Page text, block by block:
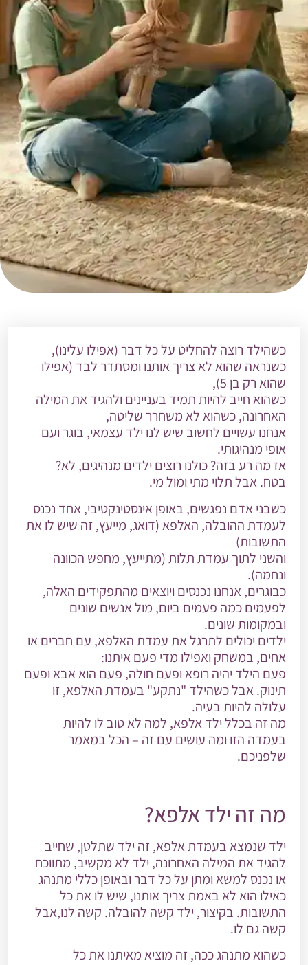
כשהילד רוצה להחליט על כל דבר (אפילו עלינו),
כשנראה שהוא לא צריך אותנו ומסתדר לבד (אפילו
שהוא רק בן 5),
כשהוא חייב להיות תמיד בעניינים ולהגיד את המילה
האחרונה, כשהוא לא משחרר שליטה,
אנחנו עשויים לחשוב שיש לנו ילד עצמאי, בוגר ועם
אופי מנהיגותי.
אז מה רע בזה? כולנו רוצים ילדים מנהיגים, לא?
בטח. אבל תלוי מתי ומול מי.
כשבני אדם נפגשים, באופן אינסטינקטיבי, אחד נכנס
לעמדת ההובלה, האלפא (דואג, מייעץ, זה שיש לו את
התשובות)
והשני לתוך עמדת תלות (מתייעץ, מחפש הכוונה
ונחמה).
כבוגרים, אנחנו נכנסים ויוצאים מהתפקידים האלה,
לפעמים כמה פעמים ביום, מול אנשים שונים
ובמקומות שונים.
ילדים יכולים לתרגל את עמדת האלפא, עם חברים או
אחים, במשחק ואפילו מדי פעם איתנו:
פעם הילד יהיה רופא ופעם חולה, פעם הוא אבא ופעם
תינוק. אבל כשהילד "נתקע" בעמדת האלפא, זו
עלולה להיות בעיה.
מה זה בכלל ילד אלפא, למה לא טוב לו להיות
בעמדה הזו ומה עושים עם זה – הכל במאמר
שלפניכם.
מה זה ילד אלפא?
ילד שנמצא בעמדת אלפא, זה ילד שתלטן, שחייב
להגיד את המילה האחרונה, ילד לא מקשיב, מתווכח
או נכנס למשא ומתן על כל דבר ובאופן כללי מתנהג
כאילו הוא לא באמת צריך אותנו, שיש לו את כל
התשובות. בקיצור, ילד קשה להובלה. קשה לנו,אבל
קשה גם לו.
כשהוא מתנהג ככה, זה מוציא מאיתנו את כל